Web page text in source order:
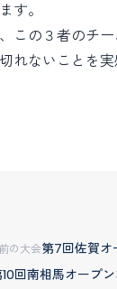
す。
この３者のチ
れないことを
前の大会第7回佐賀オ
10回南相馬オープン